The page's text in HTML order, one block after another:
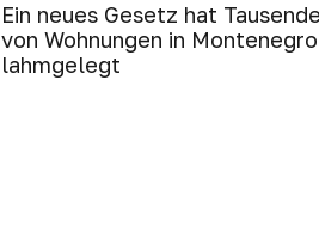
Ein neues Gesetz hat Tausende
von Wohnungen in Montenegro
lahmgelegt